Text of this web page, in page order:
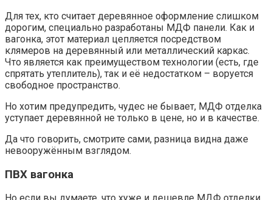
Для тех, кто считает деревянное оформление слишком
дорогим, специально разработаны МДФ панели. Как и
вагонка, этот материал цепляется посредством
клямеров на деревянный или металлический каркас.
Что является как преимуществом технологии (есть, где
спрятать утеплитель), так и её недостатком – воруется
свободное пространство.
Но хотим предупредить, чудес не бывает, МДФ отделка
уступает деревянной не только в цене, но и в качестве.
Да что говорить, смотрите сами, разница видна даже
невооружённым взглядом.
ПВХ вагонка